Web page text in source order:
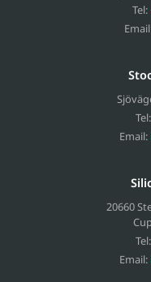
Tel:
Tel:
Email:
20660
Tel:
Email: